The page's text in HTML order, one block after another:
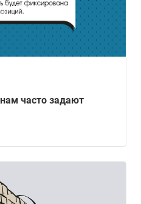
часто задают